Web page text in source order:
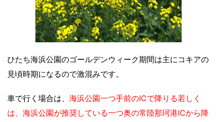
ひたち海浜公園のゴールデンウィーク期間は主にコキアの
見頃時期になるので激混みです。
車で行く場合は、 海浜公園一つ手前のICで降りる若しく
は、海浜公園が推奨している一つ奥の常陸那珂港ICから降